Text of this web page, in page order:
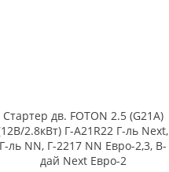
Стартер дв. FOTON 2.5 (G21A)
2.8кВт) Г-А21R22 Г-ль Next,
Г-ль NN, Г-2217 NN Евро-2,3, В-
дай Next Евро-2